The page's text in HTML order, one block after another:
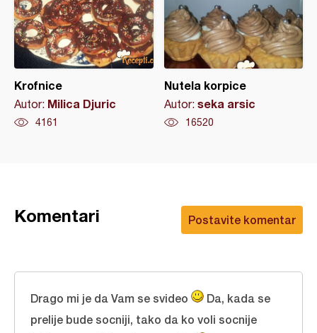
Krofnice
Autor: Milica Djuric
4161
Nutela korpice
Autor: seka arsic
16520
Postavite komentar
Komentari
Drago mi je da Vam se svideo
Da, kada se
prelije bude socniji, tako da ko voli socnije